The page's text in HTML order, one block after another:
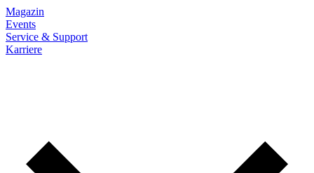
Magazin
Events
Service & Support
Karriere